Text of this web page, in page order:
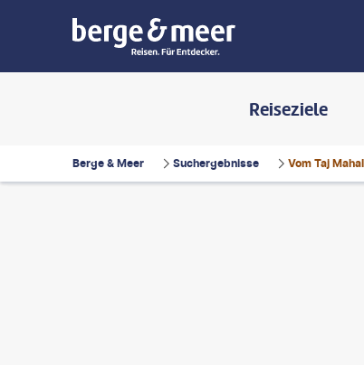
Reiseziele
Berge & Meer Suchergebnisse Vom Taj